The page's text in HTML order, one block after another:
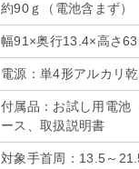
約90ｇ（電池含まず）
幅91×奥行13.4×高さ
電源：単4形アルカリ
付属品：お試し用電池
ース、取扱説明書
対象手首周：13.5～